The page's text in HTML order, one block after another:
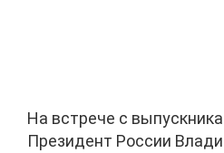
На встрече с
Президент России